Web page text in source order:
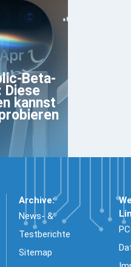
Beta-
Diese
kannst
Archive:
News- &
Testberichte
Sitemap